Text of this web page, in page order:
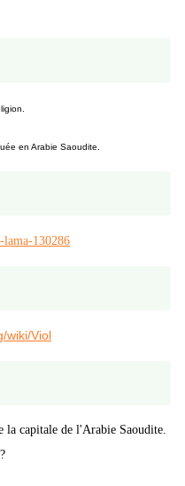
en Arabie Saoudite.
130286
wiki/Viol
la capitale de l'Arabie Saoudite.